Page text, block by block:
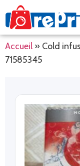
Accueil » Cold
71585345